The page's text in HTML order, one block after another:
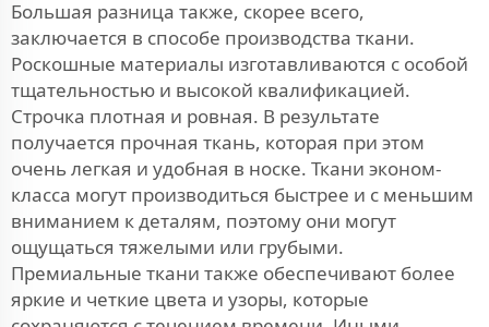
Большая разница также, скорее всего,
заключается в способе производства ткани.
Роскошные материалы изготавливаются с особой
тщательностью и высокой квалификацией.
Строчка плотная и ровная. В результате
получается прочная ткань, которая при этом
очень легкая и удобная в носке. Ткани эконом-
класса могут производиться быстрее и с меньшим
вниманием к деталям, поэтому они могут
ощущаться тяжелыми или грубыми.
Премиальные ткани также обеспечивают более
яркие и четкие цвета и узоры, которые